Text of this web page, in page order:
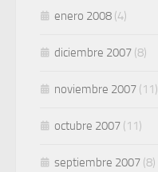
enero 2008 (4)
diciembre 2007 (8)
noviembre 2007 (11)
octubre 2007 (11)
septiembre 2007 (8)